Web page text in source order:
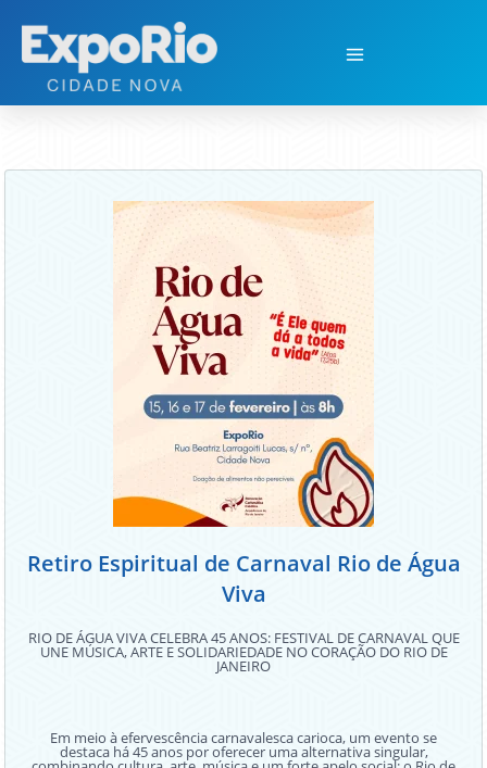
Retiro Espiritual de Carnaval Rio de
Retiro Espiritual de Carnaval Rio de Água
Viva
RIO DE ÁGUA VIVA CELEBRA 45 ANOS: FESTIVAL DE CARNAVAL QUE
UNE MÚSICA, ARTE E SOLIDARIEDADE NO CORAÇÃO DO RIO DE
JANEIRO
Em meio à efervescência carnavalesca carioca, um evento se
destaca há 45 anos por oferecer uma alternativa singular,